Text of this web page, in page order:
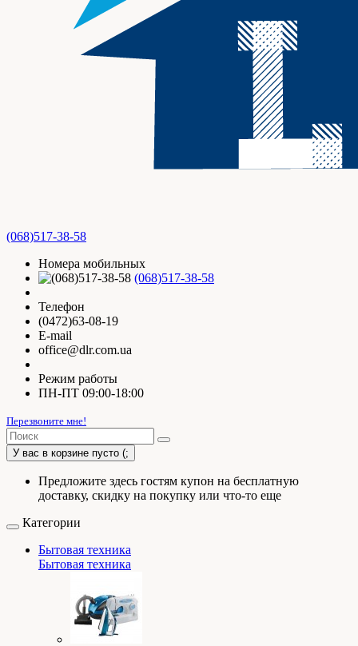
(068)517-38-58
Номера мобильных
(068)517-38-58
Телефон
(0472)63-08-19
E-mail
office@dlr.com.ua
Режим работы
ПН-ПТ 09:00-18:00
Перезвоните мне!
У вас в корзине пусто (;
Предложите здесь гостям купон на бесплатную
доставку, скидку на покупку или что-то еще
Категории
Бытовая техника
Бытовая техника